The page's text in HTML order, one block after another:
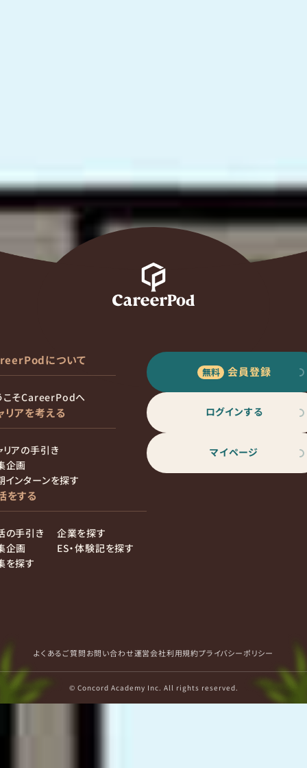
について
こそCareerPodへ
リアを考える
リアの手引き
企画
インターンを探す
をする
の手引き
企画
を探す
企業を探す
ES・体験記を探す
会員登録
ログインする
マイページ
よくあるご質問お問い合わせ運営会社利用規約プライバシーポリシー
© Concord Academy Inc. All rights reserved.